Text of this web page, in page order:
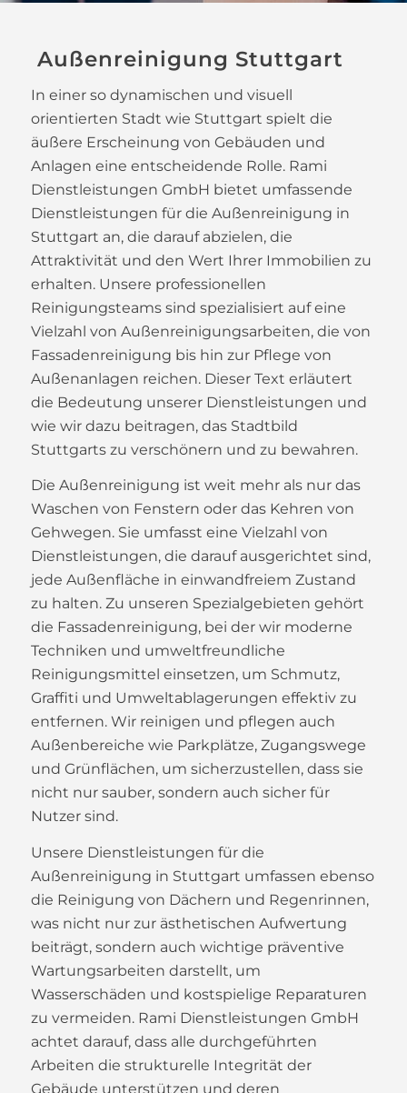
Außenreinigung Stuttgart
In einer so dynamischen und visuell
orientierten Stadt wie Stuttgart spielt die
äußere Erscheinung von Gebäuden und
Anlagen eine entscheidende Rolle. Rami
Dienstleistungen GmbH bietet umfassende
Dienstleistungen für die Außenreinigung in
Stuttgart an, die darauf abzielen, die
Attraktivität und den Wert Ihrer Immobilien zu
erhalten. Unsere professionellen
Reinigungsteams sind spezialisiert auf eine
Vielzahl von Außenreinigungsarbeiten, die von
Fassadenreinigung bis hin zur Pflege von
Außenanlagen reichen. Dieser Text erläutert
die Bedeutung unserer Dienstleistungen und
wie wir dazu beitragen, das Stadtbild
Stuttgarts zu verschönern und zu bewahren.
Die Außenreinigung ist weit mehr als nur das
Waschen von Fenstern oder das Kehren von
Gehwegen. Sie umfasst eine Vielzahl von
Dienstleistungen, die darauf ausgerichtet sind,
jede Außenfläche in einwandfreiem Zustand
zu halten. Zu unseren Spezialgebieten gehört
die Fassadenreinigung, bei der wir moderne
Techniken und umweltfreundliche
Reinigungsmittel einsetzen, um Schmutz,
Graffiti und Umweltablagerungen effektiv zu
entfernen. Wir reinigen und pflegen auch
Außenbereiche wie Parkplätze, Zugangswege
und Grünflächen, um sicherzustellen, dass sie
nicht nur sauber, sondern auch sicher für
Nutzer sind.
Unsere Dienstleistungen für die
Außenreinigung in Stuttgart umfassen ebenso
die Reinigung von Dächern und Regenrinnen,
was nicht nur zur ästhetischen Aufwertung
beiträgt, sondern auch wichtige präventive
Wartungsarbeiten darstellt, um
Wasserschäden und kostspielige Reparaturen
zu vermeiden. Rami Dienstleistungen GmbH
achtet darauf, dass alle durchgeführten
Arbeiten die strukturelle Integrität der
Gebäude unterstützen und deren